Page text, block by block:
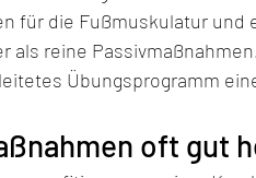
für die Fußmuskulatur
als reine
Übungsprogramm
oft gut